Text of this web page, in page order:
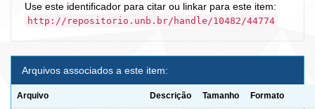
Use este identificador para citar ou linkar para este item:
http://repositorio.unb.br/handle/10482/44774
Arquivos associados a este item:
Arquivo Descrição Tamanho Formato